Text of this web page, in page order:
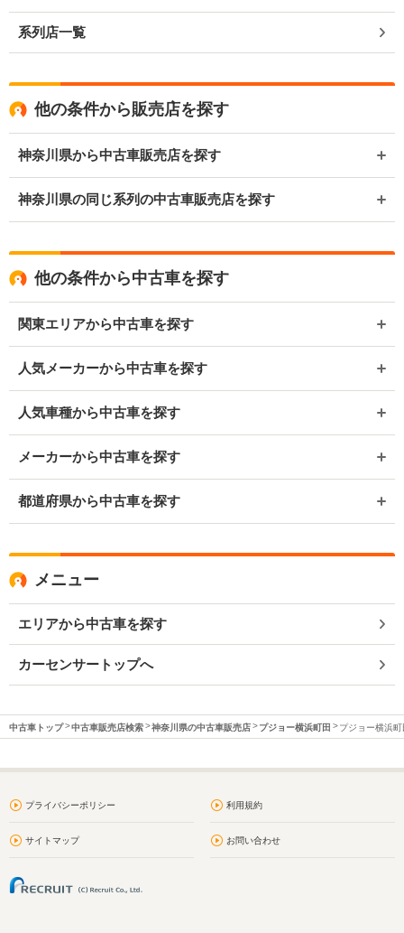
系列店一覧
他の条件から販売店を探す
神奈川県から中古車販売店を探す
神奈川県の同じ系列の中古車販売店を探す
他の条件から中古車を探す
関東エリアから中古車を探す
人気メーカーから中古車を探す
人気車種から中古車を探す
メーカーから中古車を探す
都道府県から中古車を探す
メニュー
エリアから中古車を探す
カーセンサートップへ
中古車トップ 中古車販売店検索 神奈川県の中古車販売店 プジョー横浜町田 プジョー横浜
プライバシーポリシー 利用規約
サイトマップ お問い合わせ